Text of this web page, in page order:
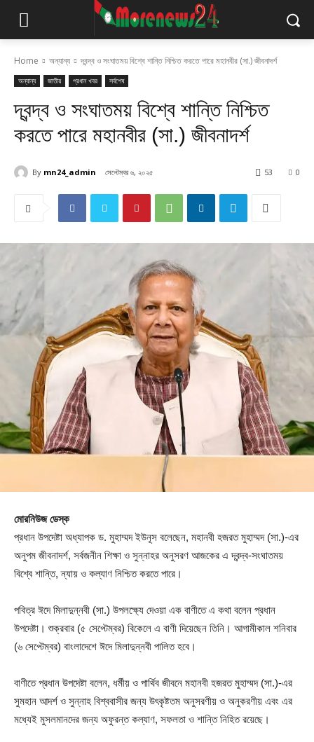
Home অন্যান্য দ্বন্দ্ব ও সংঘাতময় বিশ্বে শান্তি নিশ্চিত করতে পারে মহানবীর (সা.) জীবনাদর্শ
অন্যান্য জাতীয় প্রধান খবর সর্বশেষ
দ্বন্দ্ব ও সংঘাতময় বিশ্বে শান্তি নিশ্চিত
করতে পারে মহানবীর (সা.) জীবনাদর্শ
By mn24_admin সেপ্টেম্বর ৬, ২০২৫ 0
53
মোরনিউজ ডেস্ক
প্রধান উপদেষ্টা অধ্যাপক ড. মুহাম্মদ ইউনূস বলেছেন, মহানবী হজরত মুহাম্মদ (সা.)-এর
অনুপম জীবনাদর্শ, সর্বজনীন শিক্ষা ও সুন্নাহর অনুসরণ আজকের এ দ্বন্দ্ব-সংঘাতময়
বিশ্বে শান্তি, ন্যায় ও কল্যাণ নিশ্চিত করতে পারে।
পবিত্র ঈদে মিলাদুন্নবী (সা.) উপলক্ষ্যে দেওয়া এক বাণীতে এ কথা বলেন প্রধান
উপদেষ্টা। শুক্রবার (৫ সেপ্টেম্বর) বিকেলে এ বাণী দিয়েছেন তিনি। আগামীকাল শনিবার
(৬ সেপ্টেম্বর) বাংলাদেশে ঈদে মিলাদুন্নবী পালিত হবে।
বাণীতে প্রধান উপদেষ্টা বলেন, ধর্মীয় ও পার্থিব জীবনে মহানবী হজরত মুহাম্মদ (সা.)-এর
সুমহান আদর্শ ও সুন্নাহ বিশ্ববাসীর জন্য উৎকৃষ্টতম অনুসরণীয় ও অনুকরণীয় এবং এর
মধ্যেই মুসলমানদের জন্য অফুরন্ত কল্যাণ, সফলতা ও শান্তি নিহিত রয়েছে।